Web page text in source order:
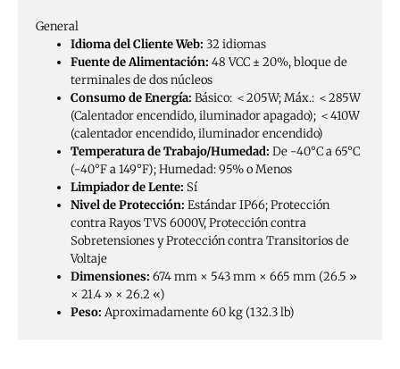
General
Idioma del Cliente Web: 32 idiomas
Fuente de Alimentación: 48 VCC ± 20%, bloque de
terminales de dos núcleos
Consumo de Energía: Básico: ＜205W; Máx.: ＜285W
(Calentador encendido, iluminador apagado); ＜410W
(calentador encendido, iluminador encendido)
Temperatura de Trabajo/Humedad: De -40°C a 65°C
(-40°F a 149°F); Humedad: 95% o Menos
Limpiador de Lente: Sí
Nivel de Protección: Estándar IP66; Protección
contra Rayos TVS 6000V, Protección contra
Sobretensiones y Protección contra Transitorios de
Voltaje
Dimensiones: 674 mm × 543 mm × 665 mm (26.5 »
× 21.4 » × 26.2 «)
Peso: Aproximadamente 60 kg (132.3 lb)